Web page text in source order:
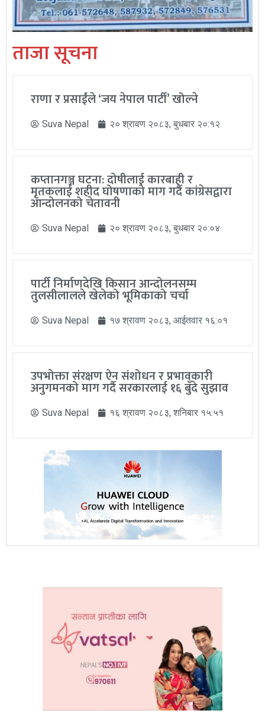
ताजा सूचना
राणा र प्रसाईंले ‘जय नेपाल पार्टी’ खोल्ने
Suva Nepal २० श्रावण २०८३, बुधबार २०:१२
कप्तानगञ्ज घटना: दोषीलाई कारबाही र
मृतकलाई शहीद घोषणाको माग गर्दै कांग्रेसद्वारा
आन्दोलनको चेतावनी
Suva Nepal २० श्रावण २०८३, बुधबार २०:०४
पार्टी निर्माणदेखि किसान आन्दोलनसम्म
तुलसीलालले खेलेको भूमिकाको चर्चा
Suva Nepal १७ श्रावण २०८३, आईतवार १६:०१
उपभोक्ता संरक्षण ऐन संशोधन र प्रभावकारी
अनुगमनको माग गर्दै सरकारलाई १६ बुँदे सुझाव
Suva Nepal १६ श्रावण २०८३, शनिबार १५:५१